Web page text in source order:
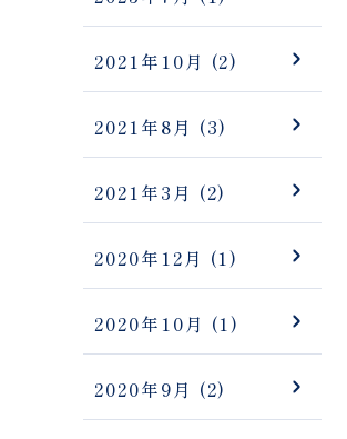
2021年10月 (2)
2021年8月 (3)
2021年3月 (2)
2020年12月 (1)
2020年10月 (1)
2020年9月 (2)